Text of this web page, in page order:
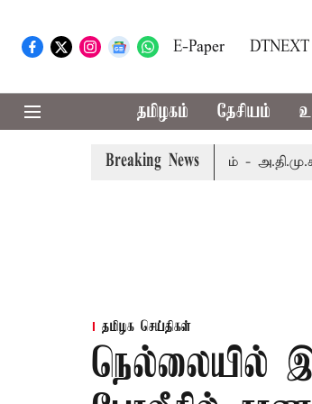
E-Paper DTNEXT
தமிழகம் தேசியம்
Breaking News
கட்சி எம்.பி.க்கள் கூட்டம் - அ.தி.மு.க.,
தமிழக செய்திகள்
நெல்லையில்